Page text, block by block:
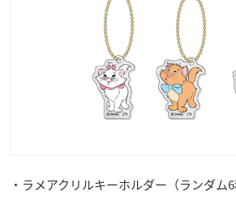
・ラメアクリルキーホルダー（ランダム6